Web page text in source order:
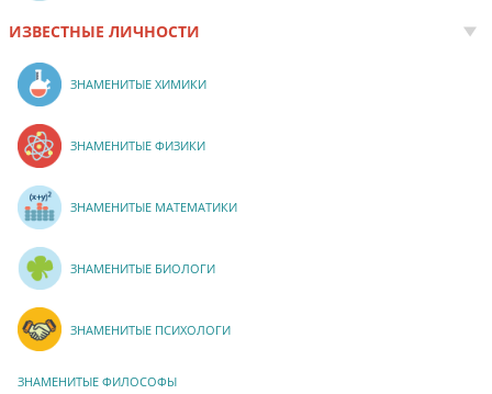
ИЗВЕСТНЫЕ ЛИЧНОСТИ
ЗНАМЕНИТЫЕ ХИМИКИ
ЗНАМЕНИТЫЕ ФИЗИКИ
ЗНАМЕНИТЫЕ МАТЕМАТИКИ
ЗНАМЕНИТЫЕ БИОЛОГИ
ЗНАМЕНИТЫЕ ПСИХОЛОГИ
ЗНАМЕНИТЫЕ ФИЛОСОФЫ